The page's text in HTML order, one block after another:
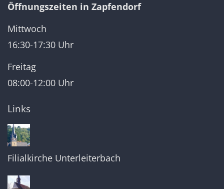
Öffnungszeiten in Zapfendorf
Mittwoch
16:30-17:30 Uhr
Freitag
08:00-12:00 Uhr
Links
Filialkirche Unterleiterbach